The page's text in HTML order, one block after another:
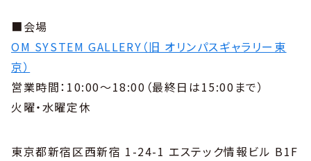
■会場
OM SYSTEM GALLERY（旧 オリンパスギャラリー東
京）
営業時間：10:00～18:00（最終日は15:00まで）
火曜・水曜定休
東京都新宿区西新宿 1-24-1 エステック情報ビル B1F